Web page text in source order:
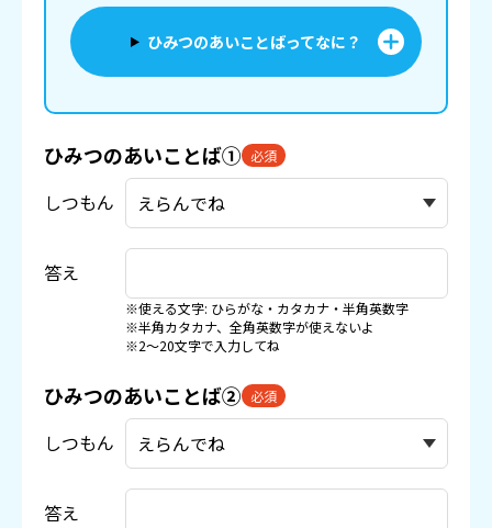
ひみつのあいことばってなに？
ひみつのあいことば① 必須
しつもん
答え
※使える文字: ひらがな・カタカナ・半角英数字
※半角カタカナ、全角英数字が使えないよ
※2〜20文字で入力してね
ひみつのあいことば② 必須
しつもん
答え